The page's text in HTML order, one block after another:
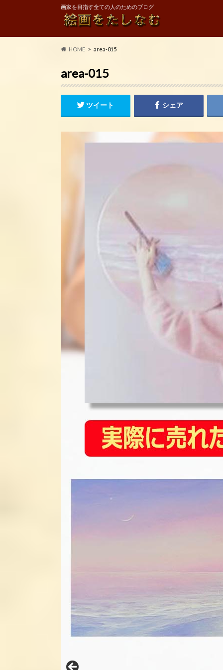
画家を目指す全ての人のためのブログ
HOME area-015
area-015
ツイート シェア